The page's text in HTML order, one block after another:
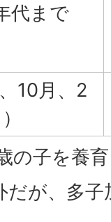
代まで
10月、2
の子を養
だが、多